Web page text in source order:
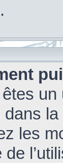
les
de